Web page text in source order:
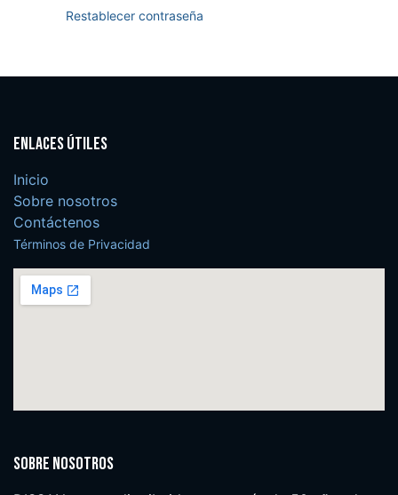
Restablecer contraseña
Enlaces útiles
Inicio
Sobre nosotros
Contáctenos
Términos de Privacidad
Sobre nosotros